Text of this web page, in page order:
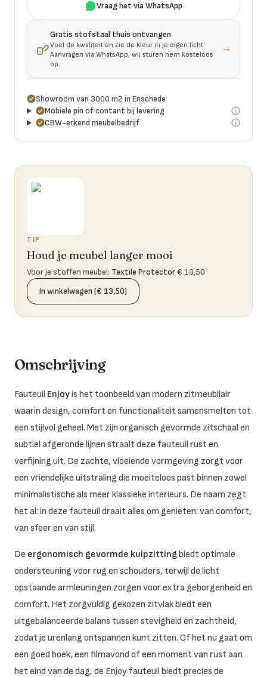
Vraag het via WhatsApp
Gratis stofstaal thuis ontvangen
Voel de kwaliteit en zie de kleur in je eigen licht.
Aanvragen via WhatsApp, wij sturen hem kosteloos
op.
→
Showroom van 3000 m2 in Enschede
Mobiele pin of contant bij levering
CBW-erkend meubelbedrijf
TIP
Houd je meubel langer mooi
Voor je stoffen meubel: Textile Protector€ 13,50
In winkelwagen (€ 13,50)
Omschrijving
Fauteuil Enjoyis het toonbeeld van modern zitmeubilair
waarin design, comfort en functionaliteit samensmelten tot
een stijlvol geheel. Met zijn organisch gevormde zitschaal en
subtiel afgeronde lijnen straalt deze fauteuil rust en
verfijning uit. De zachte, vloeiende vormgeving zorgt voor
een vriendelijke uitstraling die moeiteloos past binnen zowel
minimalistische als meer klassieke interieurs. De naam zegt
het al: in deze fauteuil draait alles om genieten: van comfort,
van sfeer en van stijl.
De ergonomisch gevormde kuipzittingbiedt optimale
ondersteuning voor rug en schouders, terwijl de licht
opstaande armleuningen zorgen voor extra geborgenheid en
comfort. Het zorgvuldig gekozen zitvlak biedt een
uitgebalanceerde balans tussen stevigheid en zachtheid,
zodat je urenlang ontspannen kunt zitten. Of het nu gaat om
een goed boek, een filmavond of een moment van rust aan
het eind van de dag, de Enjoy fauteuil biedt precies de